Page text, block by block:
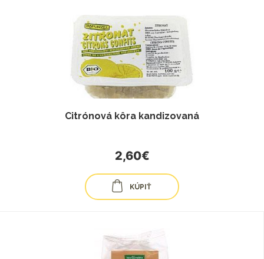
Citrónová kôra kandizovaná
2,60€
KÚPIŤ